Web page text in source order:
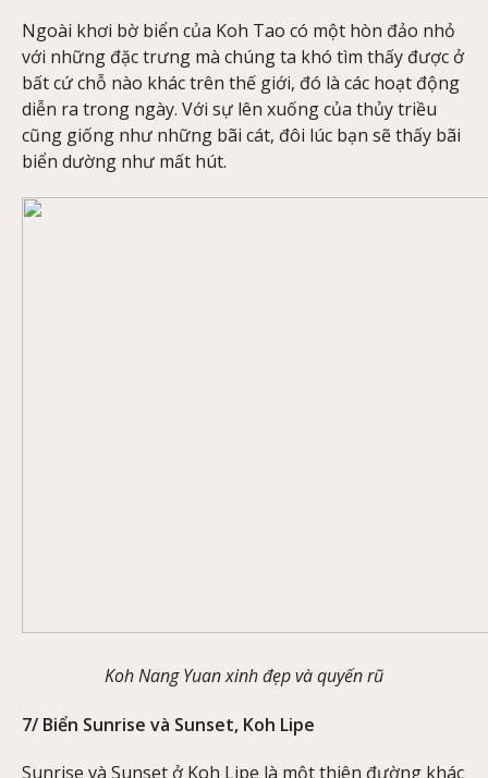
Ngoài khơi bờ biển của Koh Tao có một hòn đảo nhỏ
với những đặc trưng mà chúng ta khó tìm thấy được ở
bất cứ chỗ nào khác trên thế giới, đó là các hoạt động
diễn ra trong ngày. Với sự lên xuống của thủy triều
cũng giống như những bãi cát, đôi lúc bạn sẽ thấy bãi
biển dường như mất hút.
Koh Nang Yuan xinh đẹp và quyến rũ
7/ Biển Sunrise và Sunset, Koh Lipe
Sunrise và Sunset ở Koh Lipe là một thiên đường khác